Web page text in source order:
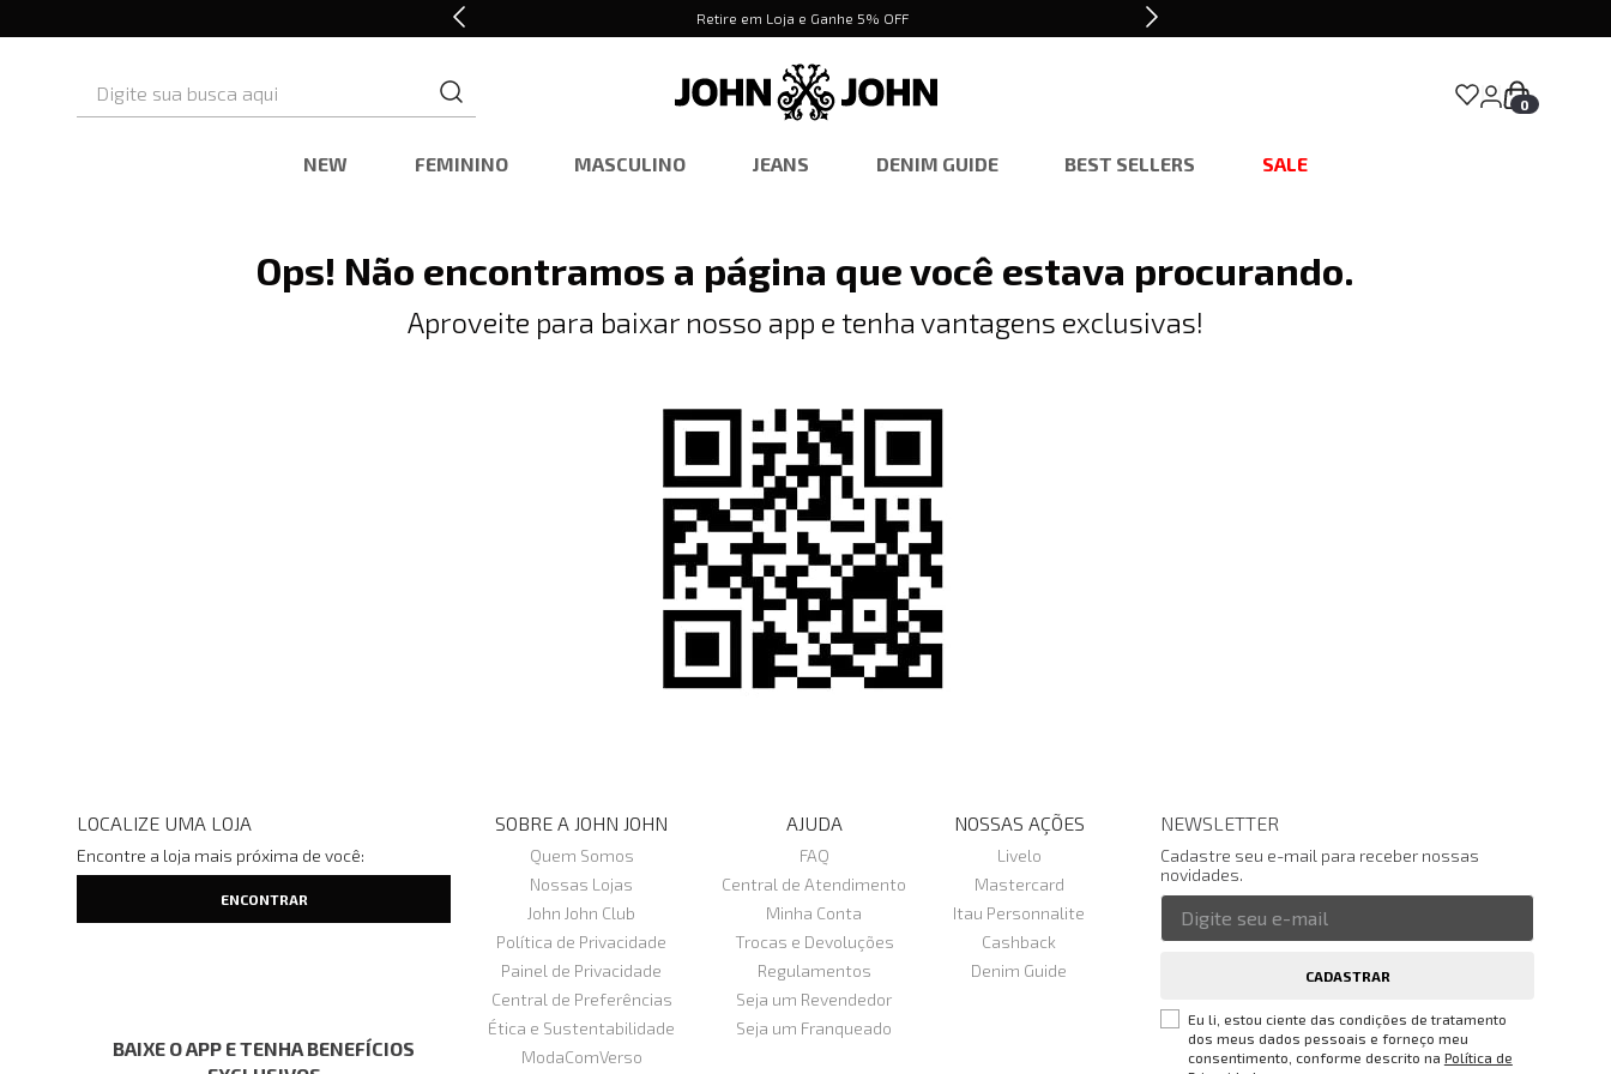
Retire em Loja e Ganhe 5% OFF
0
NEW FEMININO MASCULINO JEANS DENIM GUIDE BEST SELLERS SALE
Ops! Não encontramos a página que você estava procurando.
Aproveite para baixar nosso app e tenha vantagens exclusivas!
LOCALIZE UMA LOJA
Encontre a loja mais próxima de você:
BAIXE O APP E TENHA BENEFÍCIOS
SOBRE A JOHN JOHN
Quem Somos
Nossas Lojas
John John Club
Política de Privacidade
Painel de Privacidade
Central de Preferências
Ética e Sustentabilidade
ModaComVerso
AJUDA
FAQ
Central de Atendimento
Minha Conta
Trocas e Devoluções
Regulamentos
Seja um Revendedor
Seja um Franqueado
NOSSAS AÇÕES
Livelo
Mastercard
Itau Personnalite
Cashback
Denim Guide
NEWSLETTER
Cadastre seu e-mail para receber nossas
novidades.
CADASTRAR
Eu li, estou ciente das condições de tratamento
dos meus dados pessoais e forneço meu
consentimento, conforme descrito na Política de